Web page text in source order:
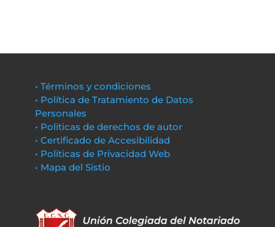
• Términos y condiciones
• Política de Tratamiento de Datos
Personales
• Políticas de derechos de autor
• Certificado de Accesibilidad
• Políticas de Privacidad Web
• Mapa del Sistio